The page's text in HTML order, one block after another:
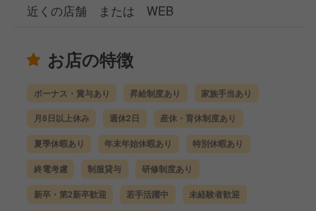
近くの店舗 または WEB
お店の特徴
ボーナス・賞与あり 昇給制度あり 家族手当あり
月8日以上休み 週休2日 産休・育休制度あり
夏季休暇あり 年末年始休暇あり 特別休暇あり
終電考慮 制服貸与 研修制度あり
新卒・第2新卒歓迎 若手活躍中 未経験者歓迎